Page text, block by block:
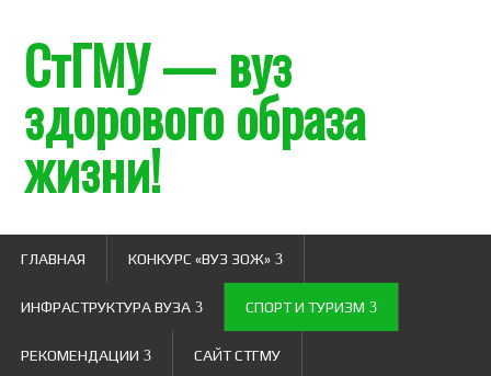
СтГМУ — вуз
здорового образа
жизни!
ГЛАВНАЯ КОНКУРС «ВУЗ ЗОЖ»
ИНФРАСТРУКТУРА ВУЗА СПОРТ И ТУРИЗМ
РЕКОМЕНДАЦИИ САЙТ СТГМУ